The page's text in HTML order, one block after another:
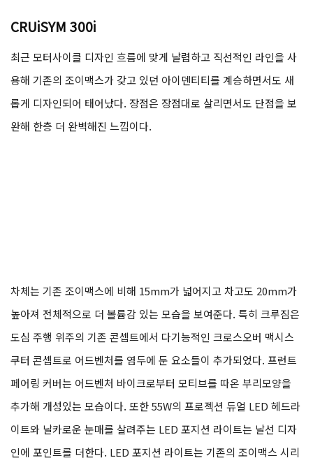
CRUiSYM 300i
최근 모터사이클 디자인 흐름에 맞게 날렵하고 직선적인 라인을 사
용해 기존의 조이맥스가 갖고 있던 아이덴티티를 계승하면서도 새
롭게 디자인되어 태어났다. 장점은 장점대로 살리면서도 단점을 보
완해 한층 더 완벽해진 느낌이다.
차체는 기존 조이맥스에 비해 15mm가 넓어지고 차고도 20mm가
높아져 전체적으로 더 볼륨감 있는 모습을 보여준다. 특히 크루짐은
도심 주행 위주의 기존 콘셉트에서 다기능적인 크로스오버 맥시스
쿠터 콘셉트로 어드벤처를 염두에 둔 요소들이 추가되었다. 프런트
페어링 커버는 어드벤처 바이크로부터 모티브를 따온 부리모양을
추가해 개성있는 모습이다. 또한 55W의 프로젝션 듀얼 LED 헤드라
이트와 날카로운 눈매를 살려주는 LED 포지션 라이트는 날선 디자
인에 포인트를 더한다. LED 포지션 라이트는 기존의 조이맥스 시리